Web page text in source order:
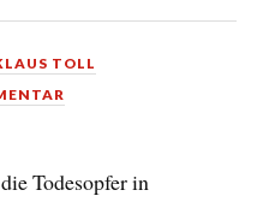
TOLL
Todesopfer in